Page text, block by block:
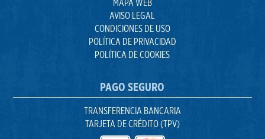
MAPA WEB
AVISO LEGAL
CONDICIONES DE USO
POLÍTICA DE PRIVACIDAD
POLÍTICA DE COOKIES
PAGO SEGURO
TRANSFERENCIA BANCARIA
TARJETA DE CRÉDITO (TPV)